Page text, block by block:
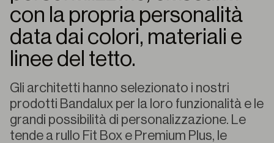
con la propria personalità
data dai colori, materiali e
linee del tetto.
Gli architetti hanno selezionato i nostri
prodotti Bandalux per la loro funzionalità e le
grandi possibilità di personalizzazione. Le
tende a rullo Fit Box e Premium Plus, le